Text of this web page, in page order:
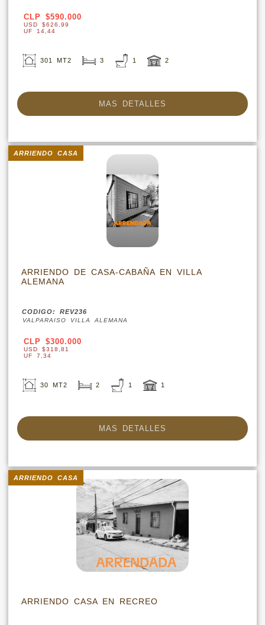
CLP $590.000
USD $626,99
UF 14,44
301 MT2 3 1 2
MAS DETALLES
ARRIENDO DE CASA-CABAÑA EN VILLA
ALEMANA
CODIGO: REV236
VALPARAISO VILLA ALEMANA
ARRIENDO CASA
CLP $300.000
USD $318,81
UF 7,34
30 MT2 2 1 1
MAS DETALLES
ARRIENDO CASA EN RECREO
ARRIENDO CASA